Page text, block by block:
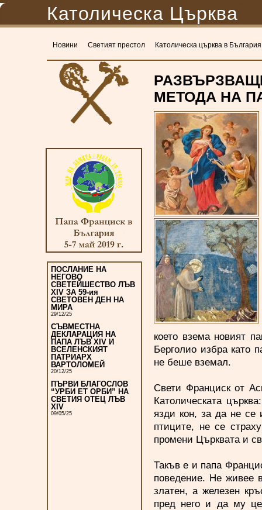
Католическа Църква
Новини Светият престол Католическа църква в България
ПОСЛАНИЕ НА
НЕГОВО
СВЕТЕЙШЕСТВО ЛЪВ
XIV ЗА 59-ия
СВЕТОВЕН ДЕН НА
МИРА
29/12/25
СЪВМЕСТНА
ДЕКЛАРАЦИЯ НА
ПАПА ЛЪВ XIV И
ВСЕЛЕНСКИЯТ
ПАТРИАРХ
ВАРТОЛОМЕЙ
20/12/25
ПЪРВИ БЛАГОСЛОВ
“УРБИ ЕТ ОРБИ” НА
СВЕТИЯ ОТЕЦ ЛЪВ
XIV
09/05/25
МЕТОДА НА
което взема новият
Берголио избра като
не беше вземал.
Свети Франциск от
Католическата
язди кон, за да не се
птиците, не се
промени Църквата и
Такъв е и папа
поведение. Не живее
златен, а железен
пред него и да му